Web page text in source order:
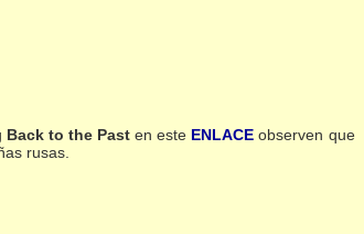
Back to the Past en este ENLACE observen que
rusas.